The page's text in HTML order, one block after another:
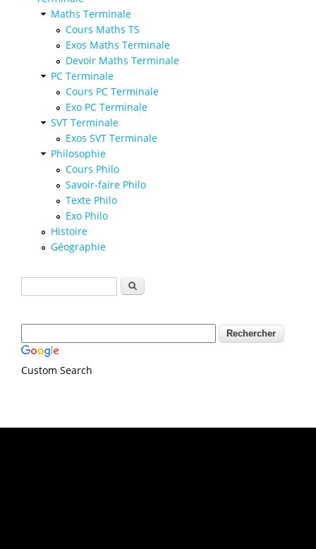
Maths Terminale
Cours Maths TS
Exos Maths Terminale
Devoir Maths Terminale
PC Terminale
Cours PC Terminale
Exo PC Terminale
SVT Terminale
Exos SVT Terminale
Philosophie
Cours Philo
Savoir-faire Philo
Texte Philo
Exo Philo
Histoire
Géographie
Formulaire de recherche
Rechercher
Custom Search